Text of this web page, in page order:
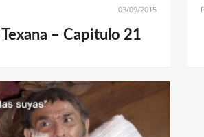
03/09/2015
– Capitulo 21